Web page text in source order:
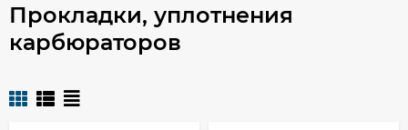
Прокладки, уплотнения
карбюраторов